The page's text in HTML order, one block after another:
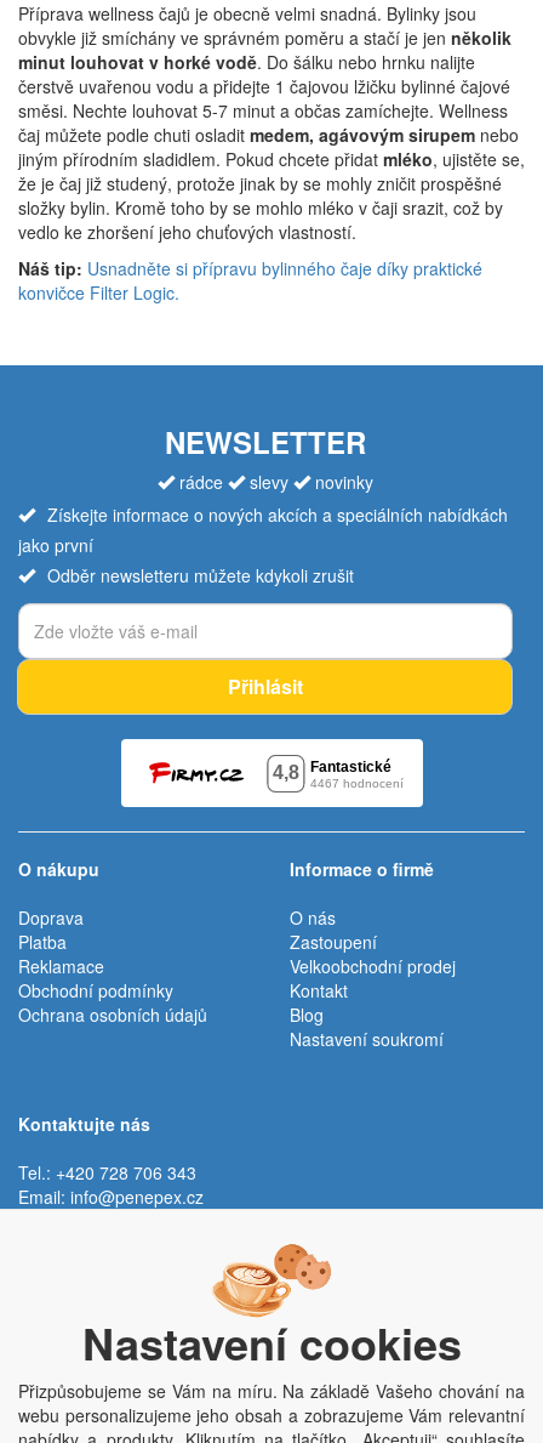
Příprava wellness čajů je obecně velmi snadná. Bylinky jsou
obvykle již smíchány ve správném poměru a stačí je jen několik
minut louhovat v horké vodě. Do šálku nebo hrnku nalijte
čerstvě uvařenou vodu a přidejte 1 čajovou lžičku bylinné čajové
směsi. Nechte louhovat 5-7 minut a občas zamíchejte. Wellness
čaj můžete podle chuti osladit medem, agávovým sirupem nebo
jiným přírodním sladidlem. Pokud chcete přidat mléko, ujistěte se,
že je čaj již studený, protože jinak by se mohly zničit prospěšné
složky bylin. Kromě toho by se mohlo mléko v čaji srazit, což by
vedlo ke zhoršení jeho chuťových vlastností.
Náš tip: Usnadněte si přípravu bylinného čaje díky praktické
konvičce Filter Logic.
NEWSLETTER
rádce slevy
novinky
Získejte informace o nových akcích a speciálních nabídkách
jako první
Odběr newsletteru můžete kdykoli zrušit
Přihlásit
O nákupu
Doprava
Platba
Reklamace
Obchodní podmínky
Ochrana osobních údajů
Informace o firmě
O nás
Zastoupení
Velkoobchodní prodej
Kontakt
Blog
Nastavení soukromí
Kontaktujte nás
Tel.: +420 728 706 343
Email: info@penepex.cz
Trávník 2076, 686 03 Staré Město
Nastavení cookies
Přizpůsobujeme se Vám na míru. Na základě Vašeho chování na
webu personalizujeme jeho obsah a zobrazujeme Vám relevantní